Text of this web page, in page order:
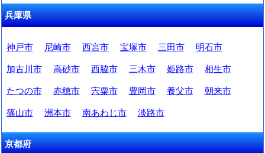
兵庫県
神戸市 尼崎市 西宮市 宝塚市 三田市 明石市
加古川市 高砂市 西脇市 三木市 姫路市 相生市
たつの市 赤穂市 宍粟市 豊岡市 養父市 朝来市
篠山市 洲本市 南あわじ市 淡路市
京都府